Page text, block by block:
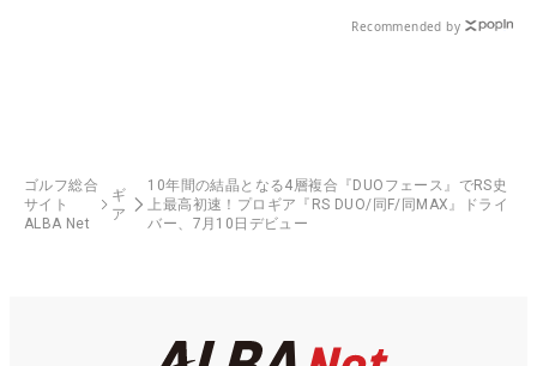
Recommended by
ゴルフ総合
サイト
ALBA Net
ギ
ア
10年間の結晶となる4層複合『DUOフェース』でRS史
上最高初速！プロギア『RS DUO/同F/同MAX』ドライ
バー、7月10日デビュー